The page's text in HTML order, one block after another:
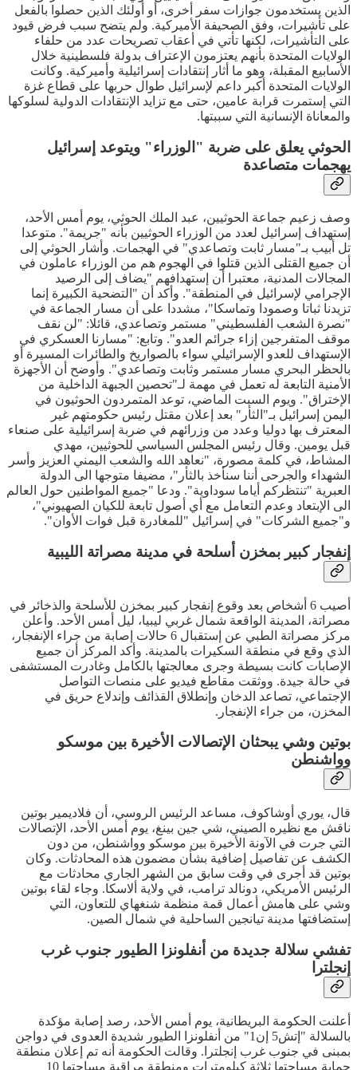
الذين يستخدمون جوازات سفر أخرى، أو أولئك الذين حصلوا بالفعل
على تأشيرات، وفق الصحيفة الأميركية. ولم يتضح سبب فرض قيود
على التأشيرات، لكنها تأتي في أعقاب تصريحات عدد من حلفاء
الولايات المتحدة بأنهم يعتزمون الإعتراف بدولة فلسطينية خلال
الأسابيع المقبلة، وهو ما أثار إنتقادات إسرائيلية وأميركية. وكانت
الولايات المتحدة أكبر داعم لإسرائيل طوال حربها على قطاع غزة
التي إستمرت قرابة عامين، حتى مع تزايد الإنتقادات الدولية لسلوكها
والمعاناة الإنسانية التي سببتها.
الحوثي يعلق على ضربة "الوزراء" ويتوعد إسرائيل
يهجمات متصاعدة
وصف زعيم جماعة الحوثيين، عبد الملك الحوثي، يوم أمس الأحد،
إستهداف إسرائيل لعدد من الوزراء الحوثيين بأنه "جريمة". متوعدا
تل أبيب بـ"مسار ثابت وتصاعدي" في الهجمات. وأشار الحوثي إلى
أن جميع القتلى الذين قتلوا في الهجوم هم من الوزراء عاملون في
المجالات المدنية، معتبرا أن إستهدافهم "يضاف إلى الرصيد
الإجرامي لإسرائيل في المنطقة". وأكد أن "التضحية الكبيرة إنما
تزيدنا ثباتا وصمودا وتماسكا"، مشددا على أن مسار الجماعة في
"نصرة الشعب الفلسطيني" مستمر وتصاعدي، قائلا: "لن نقف
موقف المتفرجين إزاء جرائم العدو". وتابع: "مسارنا العسكري في
الإستهداف للعدو الإسرائيلي سواء بالصواريخ والطائرات المسيرة أو
بالحظر البحري مسار مستمر وثابت وتصاعدي". وأوضح أن الأجهزة
الأمنية التابعة له تعمل في مهمة لـ"تحصين الجبهة الداخلية من
الإختراق". ويوم السبت الماضي، توعد المتمردون الحوثيون في
اليمن إسرائيل بـ"الثأر" بعد إعلان مقتل رئيس حكومتهم غير
المعترف بها دوليا وعدد من وزرائهم في ضربة إسرائيلية على صنعاء
قبل يومين. وقال رئيس المجلس السياسي للحوثيين، مهدي
المشاط، في كلمة مصورة، "نعاهد الله والشعب اليمني العزيز وأسر
الشهداء والجرحى أننا سنأخذ بالثأر"، مضيفا متوجها الى الدولة
العبرية "تنتظركم أياما سوداوية". ودعا "جميع المواطنين حول العالم
الى الإبتعاد وعدم التعامل مع أي أصول تابعة للكيان الصهيوني"،
و"جميع الشركات" في إسرائيل "للمغادرة قبل فوات الأوان".
إنفجار كبير بمخزن أسلحة في مدينة مصراتة الليبية
أصيب 6 أشخاص بعد وقوع إنفجار كبير بمخزن للأسلحة والذخائر في
مصراتة، المدينة الواقعة شمال غربي ليبيا، ليل أمس الأحد. وأعلن
مركز مصراتة الطبي عن إستقبال 6 حالات إصابة من جراء الإنفجار،
الذي وقع في منطقة السكيرات بالمدينة. وأكد المركز أن جميع
الإصابات كانت بسيطة وجرى معالجتها بالكامل وغادرت المستشفى
في حالة جيدة. ووثقت مقاطع فيديو على منصات التواصل
الإجتماعي، تصاعد الدخان وإنطلاق القذائف وإندلاع حريق في
المخزن، من جراء الإنفجار.
بوتين وشي يبحثان الإتصالات الأخيرة بين موسكو
وواشنطن
قال، يوري أوشاكوف، مساعد الرئيس الروسي، أن فلاديمير بوتين
ناقش مع نظيره الصيني، شي جين بينغ، يوم أمس الأحد، الإتصالات
التي جرت في الآونة الأخيرة بين موسكو وواشنطن، من دون
الكشف عن تفاصيل إضافية بشأن مضمون هذه المحادثات. وكان
بوتين قد أجرى في وقت سابق من الشهر الجاري محادثات مع
الرئيس الأمريكي، دونالد ترامب، في ولاية ألاسكا. وجاء لقاء بوتين
وشي على هامش أعمال قمة منظمة شنغهاي للتعاون، التي
إستضافتها مدينة تيانجين الساحلية في شمال الصين.
تفشي سلالة جديدة من أنفلونزا الطيور جنوب غرب
إنجلترا
أعلنت الحكومة البريطانية، يوم أمس الأحد، رصد إصابة مؤكدة
بالسلالة "إتش5 إن1" من أنفلونزا الطيور شديدة العدوى في دواجن
بمبنى في جنوب غرب إنجلترا. وقالت الحكومة أنه تم إعلان منطقة
حماية مساحتها ثلاثة كيلومترات ومنطقة مراقبة مساحتها 10